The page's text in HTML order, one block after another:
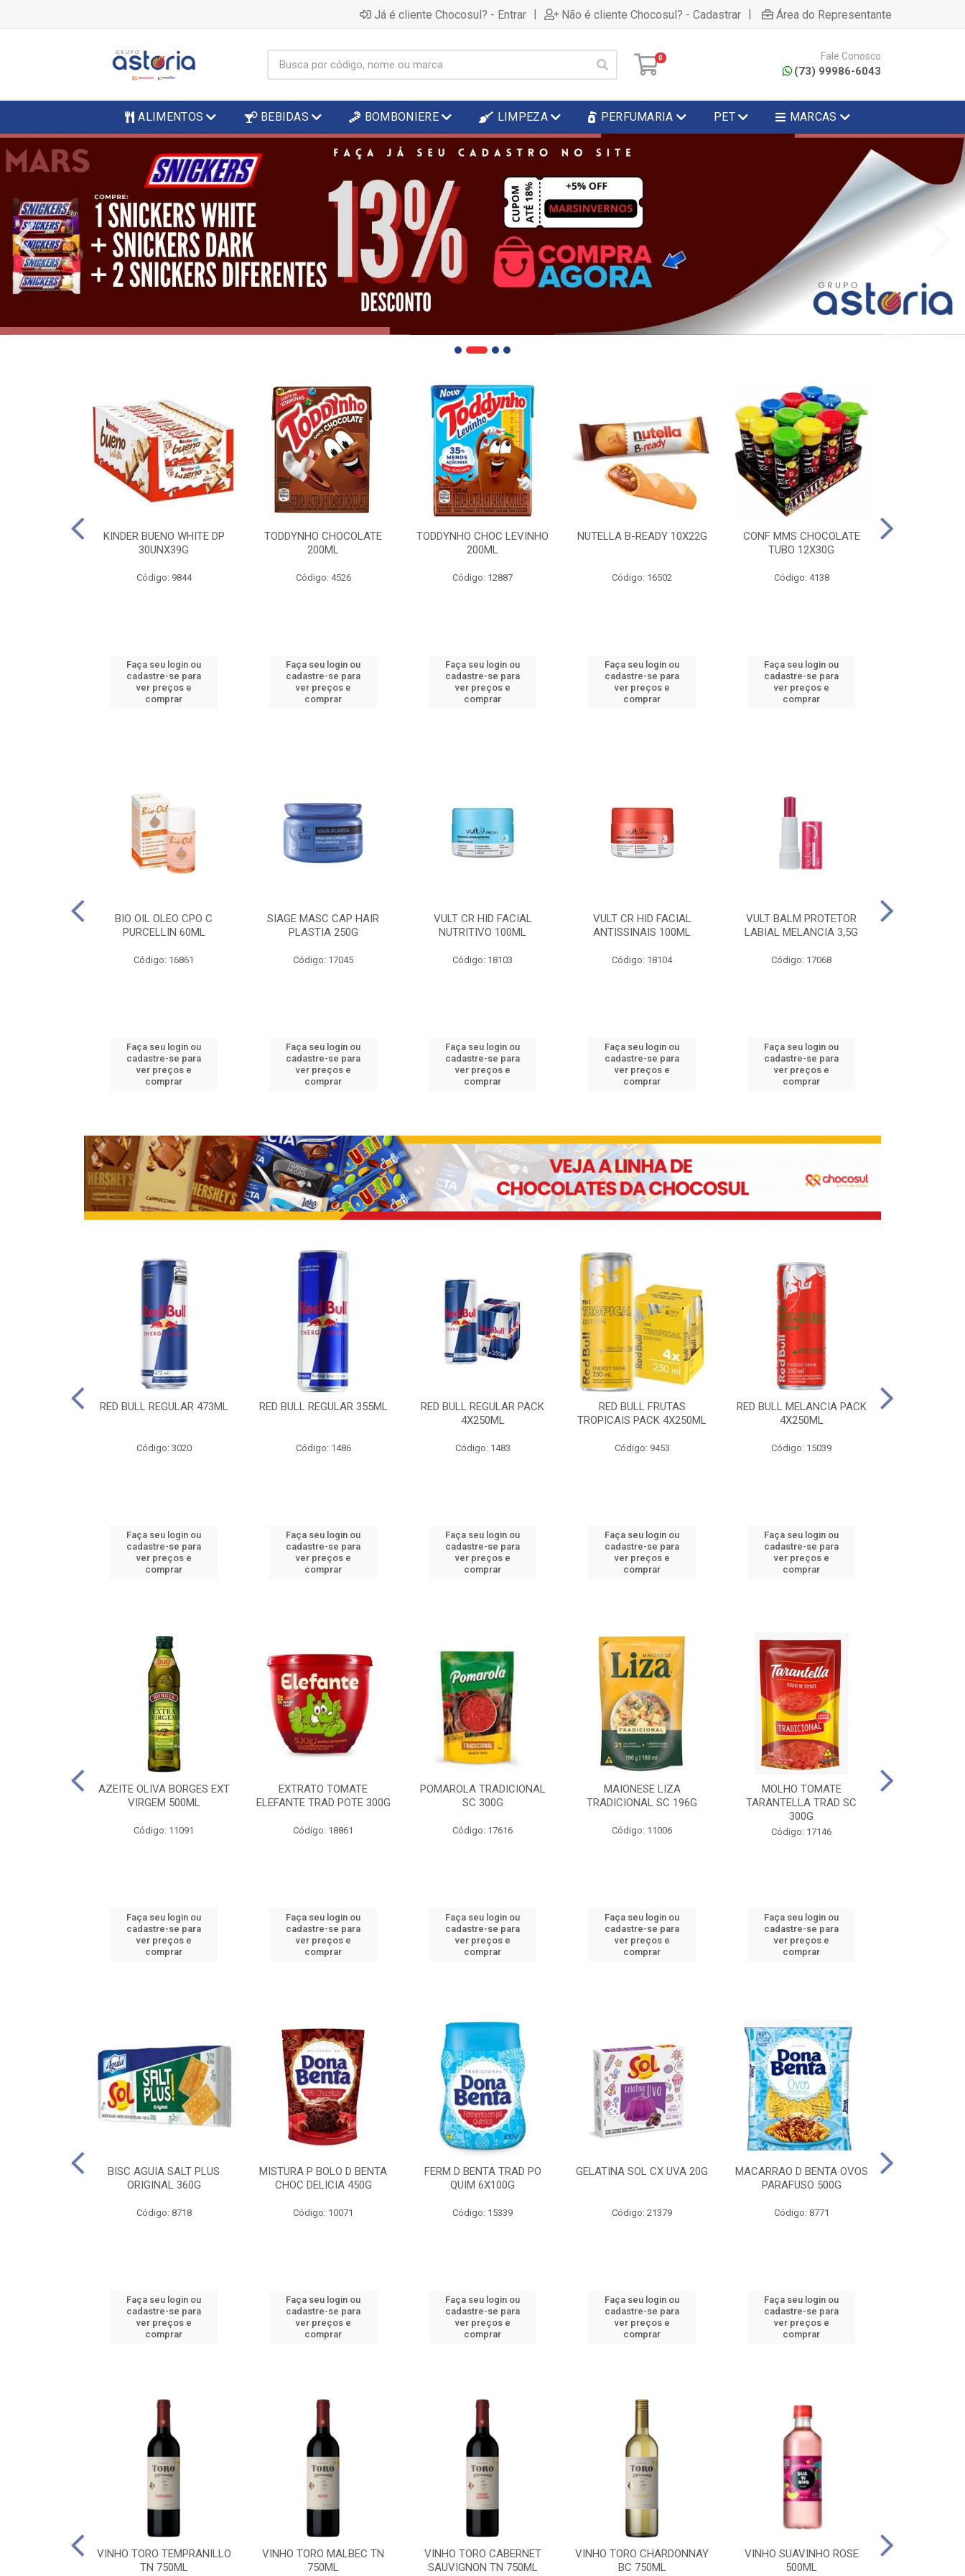
Já é cliente Chocosul? - Entrar | Não é cliente Chocosul? - Cadastrar | Área do Representante
0 Fale Conosco
(73) 99986-6043
ALIMENTOS BEBIDAS BOMBONIERE LIMPEZA PERFUMARIA PET MARCAS
KINDER BUENO WHITE DP
30UNX39G
Código: 9844
Faça seu login ou
cadastre-se para
ver preços e
comprar
TODDYNHO CHOCOLATE
200ML
Código: 4526
Faça seu login ou
cadastre-se para
ver preços e
comprar
TODDYNHO CHOC LEVINHO
200ML
Código: 12887
Faça seu login ou
cadastre-se para
ver preços e
comprar
NUTELLA B-READY 10X22G
Código: 16502
Faça seu login ou
cadastre-se para
ver preços e
comprar
CONF MMS CHOCOLATE
TUBO 12X30G
Código: 4138
Faça seu login ou
cadastre-se para
ver preços e
comprar
BIO OIL OLEO CPO C
PURCELLIN 60ML
Código: 16861
Faça seu login ou
cadastre-se para
ver preços e
comprar
SIAGE MASC CAP HAIR
PLASTIA 250G
Código: 17045
Faça seu login ou
cadastre-se para
ver preços e
comprar
VULT CR HID FACIAL
NUTRITIVO 100ML
Código: 18103
Faça seu login ou
cadastre-se para
ver preços e
comprar
VULT CR HID FACIAL
ANTISSINAIS 100ML
Código: 18104
Faça seu login ou
cadastre-se para
ver preços e
comprar
VULT BALM PROTETOR
LABIAL MELANCIA 3,5G
Código: 17068
Faça seu login ou
cadastre-se para
ver preços e
comprar
RED BULL REGULAR 473ML
Código: 3020
Faça seu login ou
cadastre-se para
ver preços e
comprar
RED BULL REGULAR 355ML
Código: 1486
Faça seu login ou
cadastre-se para
ver preços e
comprar
RED BULL REGULAR PACK
4X250ML
Código: 1483
Faça seu login ou
cadastre-se para
ver preços e
comprar
RED BULL FRUTAS
TROPICAIS PACK 4X250ML
Código: 9453
Faça seu login ou
cadastre-se para
ver preços e
comprar
RED BULL MELANCIA PACK
4X250ML
Código: 15039
Faça seu login ou
cadastre-se para
ver preços e
comprar
AZEITE OLIVA BORGES EXT
VIRGEM 500ML
Código: 11091
Faça seu login ou
cadastre-se para
ver preços e
comprar
EXTRATO TOMATE
ELEFANTE TRAD POTE 300G
Código: 18861
Faça seu login ou
cadastre-se para
ver preços e
comprar
POMAROLA TRADICIONAL
SC 300G
Código: 17616
Faça seu login ou
cadastre-se para
ver preços e
comprar
MAIONESE LIZA
TRADICIONAL SC 196G
Código: 11006
Faça seu login ou
cadastre-se para
ver preços e
comprar
MOLHO TOMATE
TARANTELLA TRAD SC
300G
Código: 17146
Faça seu login ou
cadastre-se para
ver preços e
comprar
BISC AGUIA SALT PLUS
ORIGINAL 360G
Código: 8718
Faça seu login ou
cadastre-se para
ver preços e
comprar
MISTURA P BOLO D BENTA
CHOC DELICIA 450G
Código: 10071
Faça seu login ou
cadastre-se para
ver preços e
comprar
FERM D BENTA TRAD PO
QUIM 6X100G
Código: 15339
Faça seu login ou
cadastre-se para
ver preços e
comprar
GELATINA SOL CX UVA 20G
Código: 21379
Faça seu login ou
cadastre-se para
ver preços e
comprar
MACARRAO D BENTA OVOS
PARAFUSO 500G
Código: 8771
Faça seu login ou
cadastre-se para
ver preços e
comprar
VINHO TORO TEMPRANILLO
TN 750ML
VINHO TORO MALBEC TN
750ML
VINHO TORO CABERNET
SAUVIGNON TN 750ML
VINHO TORO CHARDONNAY
BC 750ML
VINHO SUAVINHO ROSE
500ML